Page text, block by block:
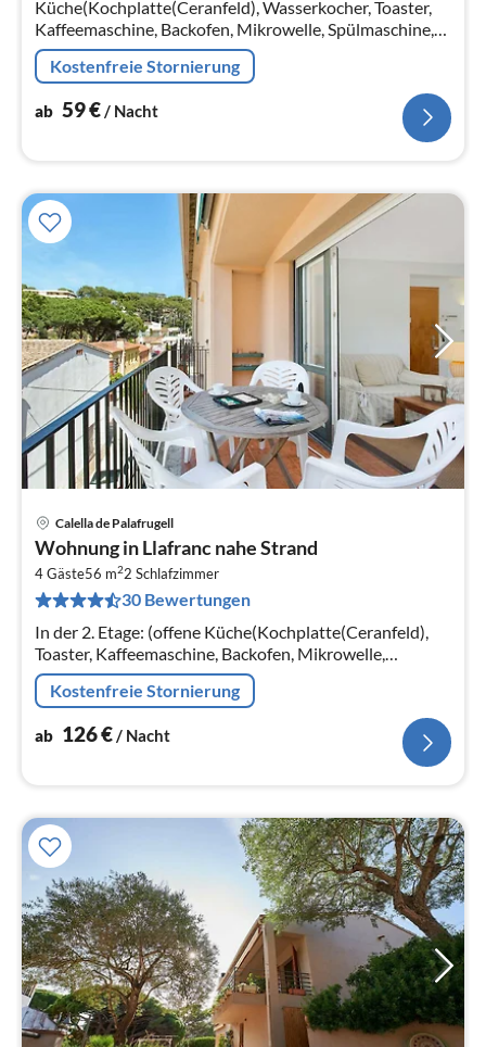
Küche(Kochplatte(Ceranfeld), Wasserkocher, Toaster,
Kaffeemaschine, Backofen, Mikrowelle, Spülmaschine,
Kühlschrank, Tiefkühlschrank, ),
Wohn/Esszimmer(Schlafcouch 1 Pers.
Kostenfreie Stornierung
ab 59€/ Nacht
Calella de Palafrugell
Wohnung in Llafranc nahe Strand
4 Gäste56 m22 Schlafzimmer
30 Bewertungen
In der 2. Etage: (offene Küche(Kochplatte(Ceranfeld),
Toaster, Kaffeemaschine, Backofen, Mikrowelle,
Kühlschrank, Tiefkühlschrank, ), Wohn/Esszimmer(TV,
Esstisch, Sitzecke)
Kostenfreie Stornierung
ab 126€/ Nacht